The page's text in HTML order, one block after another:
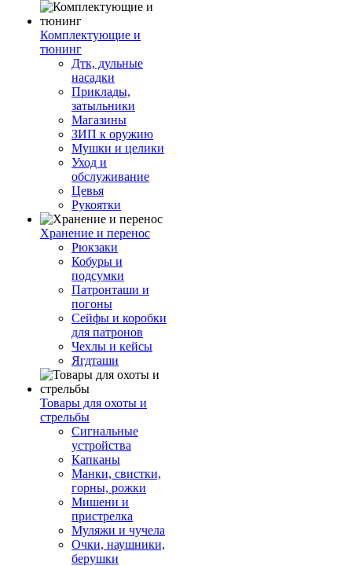
Комплектующие и
тюнинг
Дтк, дульные
насадки
Приклады,
затыльники
Магазины
ЗИП к оружию
Мушки и целики
Уход и
обслуживание
Цевья
Рукоятки
Хранение и перенос
Рюкзаки
Кобуры и
подсумки
Патронташи и
погоны
Сейфы и коробки
для патронов
Чехлы и кейсы
Ягдташи
Товары для охоты и
стрельбы
Сигнальные
устройства
Капканы
Манки, свистки,
горны, рожки
Мишени и
пристрелка
Муляжи и чучела
Очки, наушники,
берушки